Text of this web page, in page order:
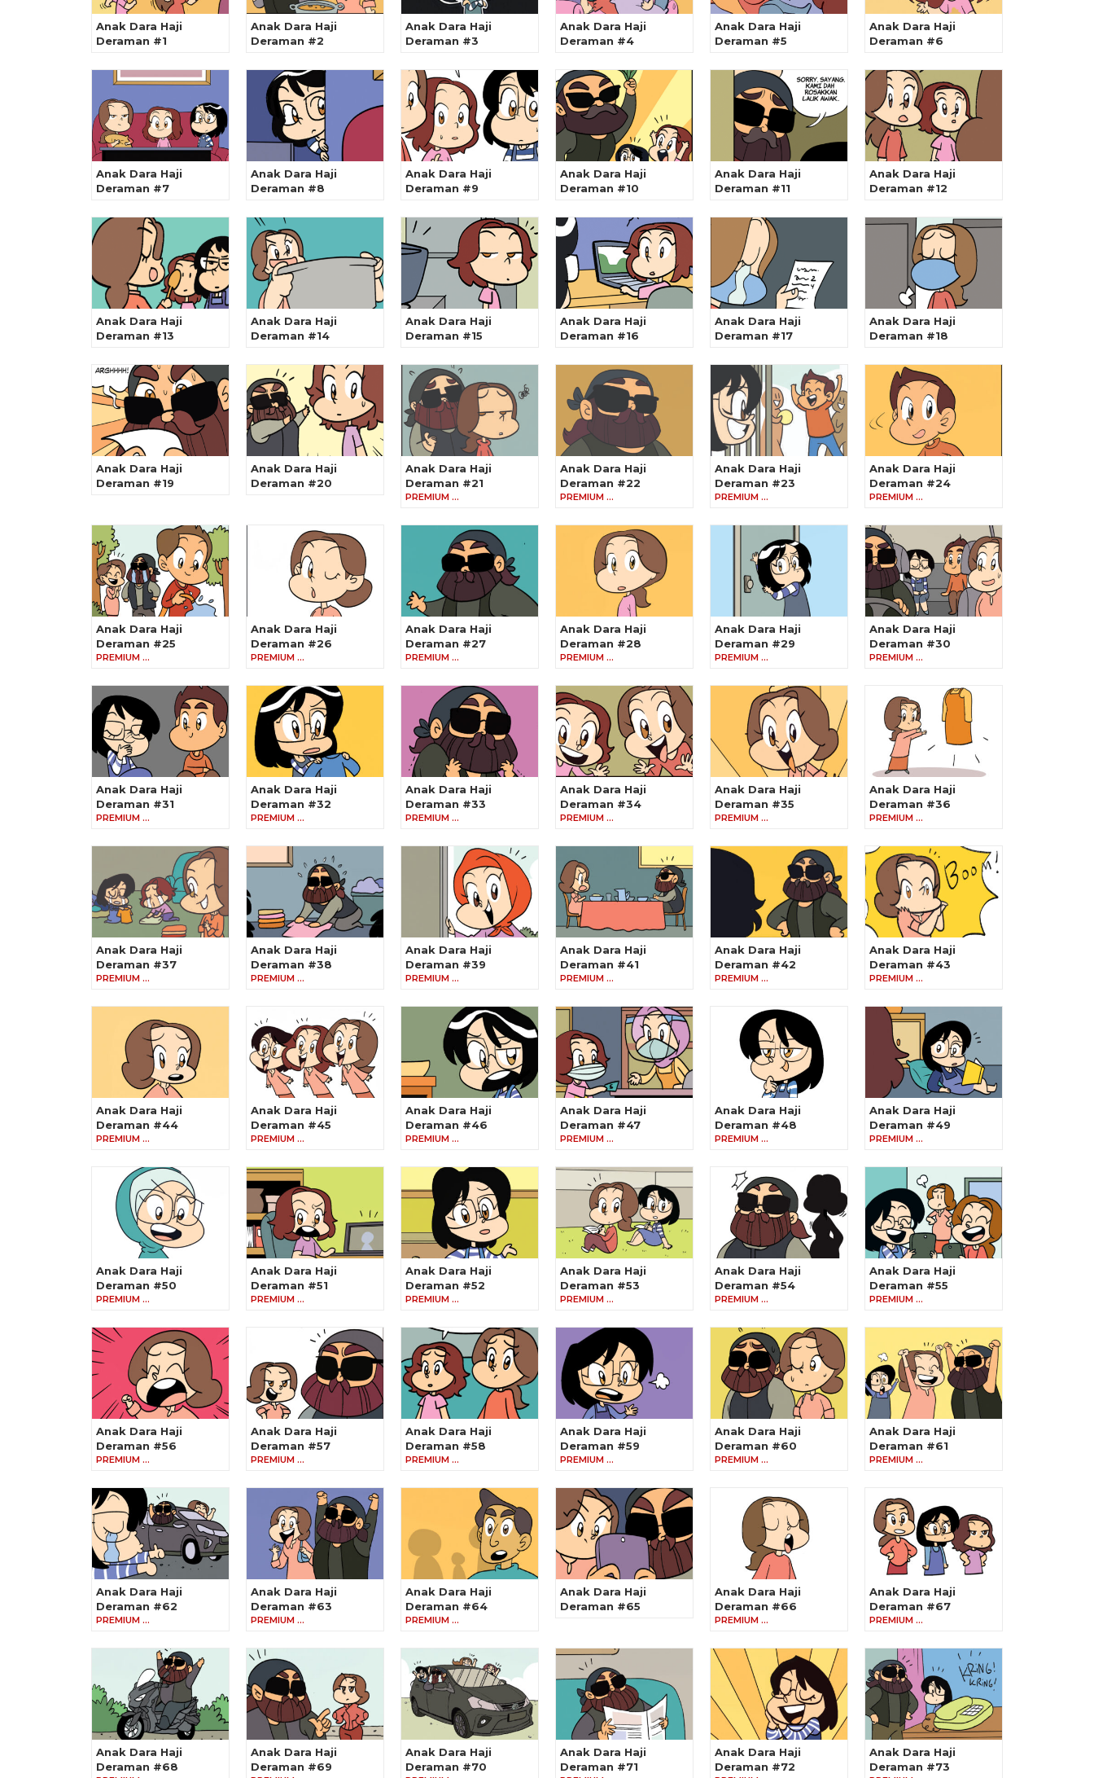
Anak Dara Haji
Deraman #1
Anak Dara Haji
Deraman #2
Anak Dara Haji
Deraman #3
Anak Dara Haji
Deraman #4
Anak Dara Haji
Deraman #5
Anak Dara Haji
Deraman #6
Anak Dara Haji
Deraman #7
Anak Dara Haji
Deraman #8
Anak Dara Haji
Deraman #9
Anak Dara Haji
Deraman #10
Anak Dara Haji
Deraman #11
Anak Dara Haji
Deraman #12
Anak Dara Haji
Deraman #13
Anak Dara Haji
Deraman #14
Anak Dara Haji
Deraman #15
Anak Dara Haji
Deraman #16
Anak Dara Haji
Deraman #17
Anak Dara Haji
Deraman #18
Anak Dara Haji
Deraman #19
Anak Dara Haji
Deraman #20
Anak Dara Haji
Deraman #21
PREMIUM …
Anak Dara Haji
Deraman #22
PREMIUM …
Anak Dara Haji
Deraman #23
PREMIUM …
Anak Dara Haji
Deraman #24
PREMIUM …
Anak Dara Haji
Deraman #25
PREMIUM …
Anak Dara Haji
Deraman #26
PREMIUM …
Anak Dara Haji
Deraman #27
PREMIUM …
Anak Dara Haji
Deraman #28
PREMIUM …
Anak Dara Haji
Deraman #29
PREMIUM …
Anak Dara Haji
Deraman #30
PREMIUM …
Anak Dara Haji
Deraman #31
PREMIUM …
Anak Dara Haji
Deraman #32
PREMIUM …
Anak Dara Haji
Deraman #33
PREMIUM …
Anak Dara Haji
Deraman #34
PREMIUM …
Anak Dara Haji
Deraman #35
PREMIUM …
Anak Dara Haji
Deraman #36
PREMIUM …
Anak Dara Haji
Deraman #37
PREMIUM …
Anak Dara Haji
Deraman #38
PREMIUM …
Anak Dara Haji
Deraman #39
PREMIUM …
Anak Dara Haji
Deraman #41
PREMIUM …
Anak Dara Haji
Deraman #42
PREMIUM …
Anak Dara Haji
Deraman #43
PREMIUM …
Anak Dara Haji
Deraman #44
PREMIUM …
Anak Dara Haji
Deraman #45
PREMIUM …
Anak Dara Haji
Deraman #46
PREMIUM …
Anak Dara Haji
Deraman #47
PREMIUM …
Anak Dara Haji
Deraman #48
PREMIUM …
Anak Dara Haji
Deraman #49
PREMIUM …
Anak Dara Haji
Deraman #50
PREMIUM …
Anak Dara Haji
Deraman #51
PREMIUM …
Anak Dara Haji
Deraman #52
PREMIUM …
Anak Dara Haji
Deraman #53
PREMIUM …
Anak Dara Haji
Deraman #54
PREMIUM …
Anak Dara Haji
Deraman #55
PREMIUM …
Anak Dara Haji
Deraman #56
PREMIUM …
Anak Dara Haji
Deraman #57
PREMIUM …
Anak Dara Haji
Deraman #58
PREMIUM …
Anak Dara Haji
Deraman #59
PREMIUM …
Anak Dara Haji
Deraman #60
PREMIUM …
Anak Dara Haji
Deraman #61
PREMIUM …
Anak Dara Haji
Deraman #62
PREMIUM …
Anak Dara Haji
Deraman #63
PREMIUM …
Anak Dara Haji
Deraman #64
PREMIUM …
Anak Dara Haji
Deraman #65
Anak Dara Haji
Deraman #66
PREMIUM …
Anak Dara Haji
Deraman #67
PREMIUM …
Anak Dara Haji
Deraman #68
Anak Dara Haji
Deraman #69
Anak Dara Haji
Deraman #70
Anak Dara Haji
Deraman #71
Anak Dara Haji
Deraman #72
Anak Dara Haji
Deraman #73